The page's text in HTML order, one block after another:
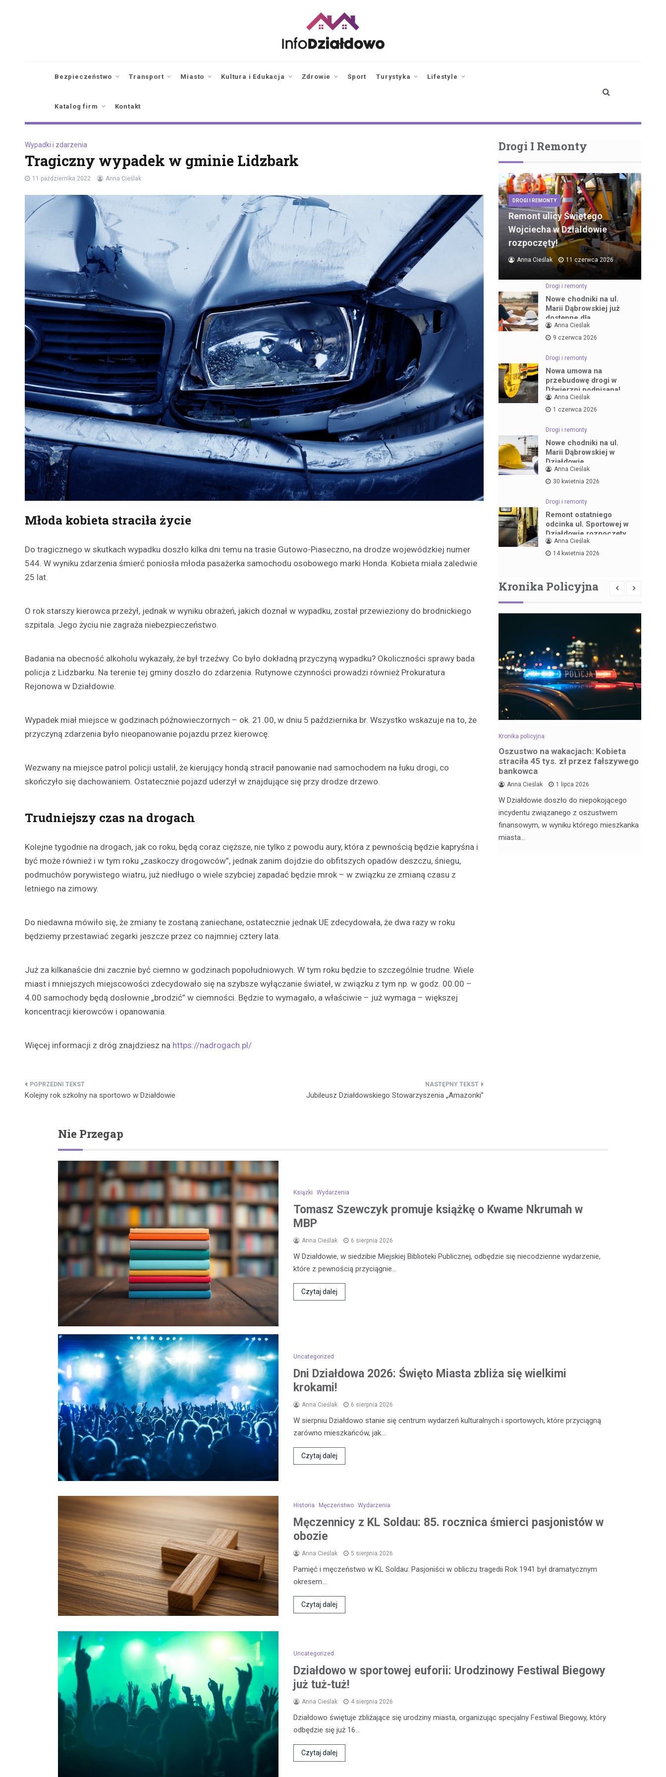
Bezpieczeństwo Transport Miasto Kultura i Edukacja Zdrowie Sport Turystyka Lifestyle
Katalog firm Kontakt
Wypadki i zdarzenia
Tragiczny wypadek w gminie Lidzbark
11 października 2022 Anna Cieślak
Młoda kobieta straciła życie
Do tragicznego w skutkach wypadku doszło kilka dni temu na trasie Gutowo-Piaseczno, na drodze wojewódzkiej numer
544. W wyniku zdarzenia śmierć poniosła młoda pasażerka samochodu osobowego marki Honda. Kobieta miała zaledwie
25 lat.
O rok starszy kierowca przeżył, jednak w wyniku obrażeń, jakich doznał w wypadku, został przewieziony do brodnickiego
szpitala. Jego życiu nie zagraża niebezpieczeństwo.
Badania na obecność alkoholu wykazały, że był trzeźwy. Co było dokładną przyczyną wypadku? Okoliczności sprawy bada
policja z Lidzbarku. Na terenie tej gminy doszło do zdarzenia. Rutynowe czynności prowadzi również Prokuratura
Rejonowa w Działdowie.
Wypadek miał miejsce w godzinach późnowieczornych – ok. 21.00, w dniu 5 października br. Wszystko wskazuje na to, że
przyczyną zdarzenia było nieopanowanie pojazdu przez kierowcę.
Wezwany na miejsce patrol policji ustalił, że kierujący hondą stracił panowanie nad samochodem na łuku drogi, co
skończyło się dachowaniem. Ostatecznie pojazd uderzył w znajdujące się przy drodze drzewo.
Trudniejszy czas na drogach
Kolejne tygodnie na drogach, jak co roku, będą coraz cięższe, nie tylko z powodu aury, która z pewnością będzie kapryśna i
być może również i w tym roku „zaskoczy drogowców”, jednak zanim dojdzie do obfitszych opadów deszczu, śniegu,
podmuchów porywistego wiatru, już niedługo o wiele szybciej zapadać będzie mrok – w związku ze zmianą czasu z
letniego na zimowy.
Do niedawna mówiło się, że zmiany te zostaną zaniechane, ostatecznie jednak UE zdecydowała, że dwa razy w roku
będziemy przestawiać zegarki jeszcze przez co najmniej cztery lata.
Już za kilkanaście dni zacznie być ciemno w godzinach popołudniowych. W tym roku będzie to szczególnie trudne. Wiele
miast i mniejszych miejscowości zdecydowało się na szybsze wyłączanie świateł, w związku z tym np. w godz. 00.00 –
4.00 samochody będą dosłownie „brodzić” w ciemności. Będzie to wymagało, a właściwie – już wymaga – większej
koncentracji kierowców i opanowania.
Więcej informacji z dróg znajdziesz na https://nadrogach.pl/
Nawigacja
Kolejny rok szkolny na sportowo w Działdowie Jubileusz Działdowskiego Stowarzyszenia „Amazonki”
Drogi I Remonty
DROGI I REMONTY
Remont ulicy Świętego
Wojciecha w Działdowie
rozpoczęty!
Anna Cieślak 11 czerwca 2026
Drogi i remonty
Nowe chodniki na ul.
Marii Dąbrowskiej już
dostępne dla
mieszkańców
Anna Cieślak
9 czerwca 2026
Drogi i remonty
Nowa umowa na
przebudowę drogi w
Dźwierzni podpisana!
Anna Cieślak
1 czerwca 2026
Drogi i remonty
Nowe chodniki na ul.
Marii Dąbrowskiej w
Działdowie
Anna Cieślak
30 kwietnia 2026
Drogi i remonty
Remont ostatniego
odcinka ul. Sportowej w
Działdowie rozpoczęty
Anna Cieślak
14 kwietnia 2026
Kronika Policyjna
18 czerwca 2026
Kronika policyjna
Oszustwo na wakacjach: Kobieta
straciła 45 tys. zł przez fałszywego
bankowca
Anna Cieślak 1 lipca 2026
W Działdowie doszło do niepokojącego
incydentu związanego z oszustwem
finansowym, w wyniku którego mieszkanka
miasta…
Nie Przegap
Książki Wydarzenia
Tomasz Szewczyk promuje książkę o Kwame Nkrumah w
MBP
Anna Cieślak 6 sierpnia 2026
W Działdowie, w siedzibie Miejskiej Biblioteki Publicznej, odbędzie się niecodzienne wydarzenie,
które z pewnością przyciągnie…
Czytaj dalej
Uncategorized
Dni Działdowa 2026: Święto Miasta zbliża się wielkimi
krokami!
Anna Cieślak 6 sierpnia 2026
W sierpniu Działdowo stanie się centrum wydarzeń kulturalnych i sportowych, które przyciągną
zarówno mieszkańców, jak…
Czytaj dalej
Historia Męczeństwo Wydarzenia
Męczennicy z KL Soldau: 85. rocznica śmierci pasjonistów w
obozie
Anna Cieślak 5 sierpnia 2026
Pamięć i męczeństwo w KL Soldau: Pasjoniści w obliczu tragedii Rok 1941 był dramatycznym
okresem…
Czytaj dalej
Uncategorized
Działdowo w sportowej euforii: Urodzinowy Festiwal Biegowy
już tuż-tuż!
Anna Cieślak 4 sierpnia 2026
Działdowo świętuje zbliżające się urodziny miasta, organizując specjalny Festiwal Biegowy, który
odbędzie się już 16…
Czytaj dalej